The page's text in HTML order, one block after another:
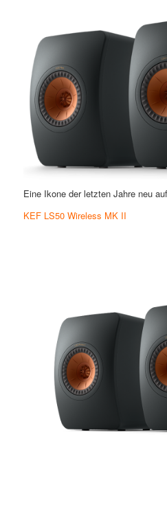
Eine Ikone der letzten Jahre neu
KEF LS50 Wireless MK II